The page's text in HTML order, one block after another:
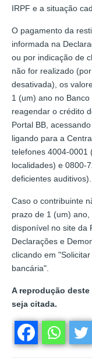
IRPF e a situação
O pagamento da
informada na
ou por indicação de
não for realizado
desativada), os
1 (um) ano no
reagendar o crédito
Portal BB,
ligando para a
telefones 4004-0001
localidades) e 0800-
deficientes auditivos).
Caso o contribuinte
prazo de 1 (um) ano,
disponível no site da
Declarações e
clicando em
bancária".
A reprodução
seja citada.